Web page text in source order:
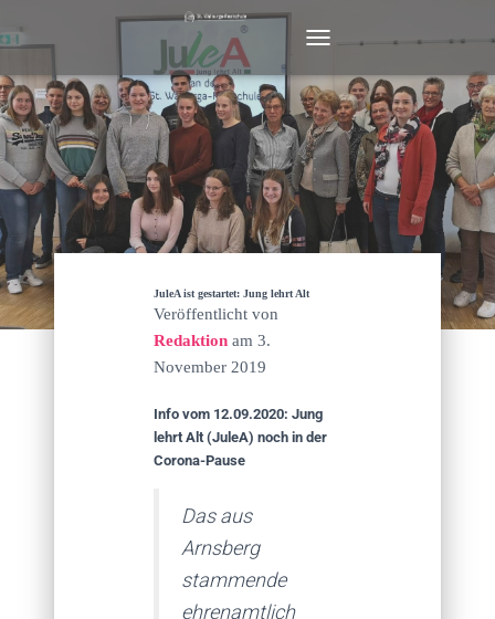
A
V
I
G
A
T
N
T
E
JuleA ist gestartet: Jung lehrt Alt
Veröffentlicht von
Redaktion am 3.
November 2019
Info vom 12.09.2020: Jung
lehrt Alt (JuleA) noch in der
Corona-Pause
Das aus
Arnsberg
stammende
ehrenamtlich